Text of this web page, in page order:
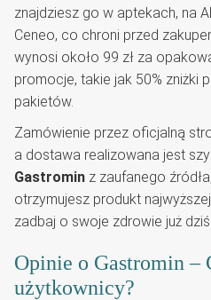
znajdziesz go w aptekach, na
Ceneo, co chroni przed
wynosi około 99 zł za
promocje, takie jak 50% zniżki
pakietów.
Zamówienie przez oficjalną
a dostawa realizowana jest
Gastromin z zaufanego
otrzymujesz produkt
zadbaj o swoje zdrowie już dziś!
Opinie o Gastromin –
użytkownicy?